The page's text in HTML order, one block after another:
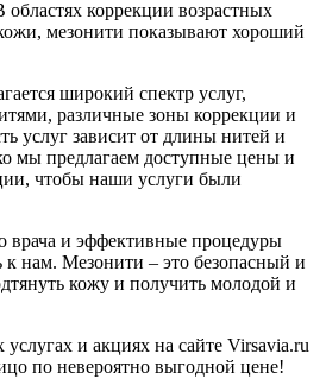
коррекции возрастных
мезонити показывают хороший
широкий спектр услуг,
различные зоны коррекции и
услуг зависит от длины нитей и
мы предлагаем доступные цены и
чтобы наши услуги были
врача и эффективные процедуры
к нам. Мезонити – это безопасный и
кожу и получить молодой и
и акциях на сайте Virsavia.ru
по невероятно выгодной цене!